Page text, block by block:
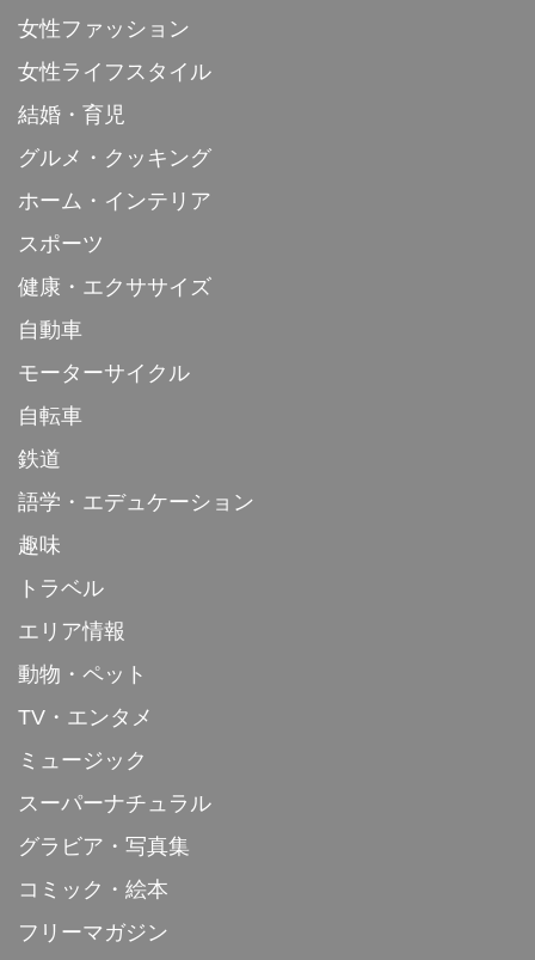
女性ファッション
女性ライフスタイル
結婚・育児
グルメ・クッキング
ホーム・インテリア
スポーツ
健康・エクササイズ
自動車
モーターサイクル
自転車
鉄道
語学・エデュケーション
趣味
トラベル
エリア情報
動物・ペット
TV・エンタメ
ミュージック
スーパーナチュラル
グラビア・写真集
コミック・絵本
フリーマガジン